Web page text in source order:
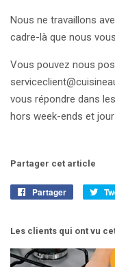
Nous ne travaillons
cadre-là que nous
Vous pouvez nous
vous répondre dans
hors week-ends et
Partager cet article
Partager
Partager
Les clients qui ont vu